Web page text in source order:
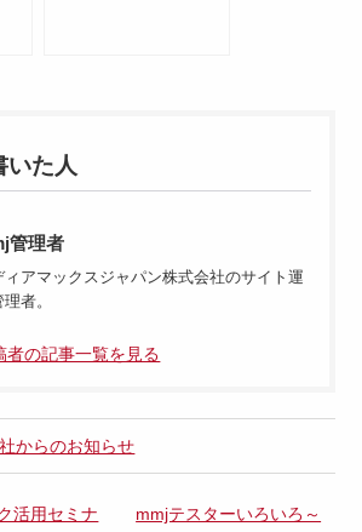
いた人
管理者
ィアマックスジャパン株式会社のサイト運
者。
者の記事一覧を見る
からのお知らせ
活用セミナ
mmjテスターいろいろ～